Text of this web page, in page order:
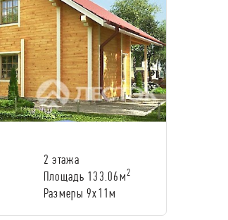
2 этажа
Площадь 133.06м2
Размеры 9х11м